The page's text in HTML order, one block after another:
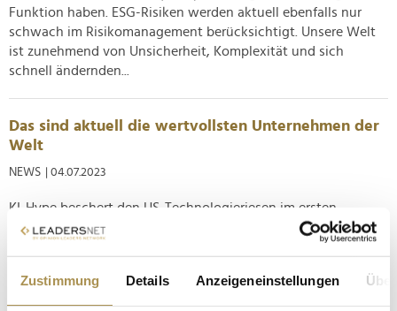
Zustimmung Details Anzeigeneinstellungen
Funktion haben. ESG-Risiken werden aktuell ebenfalls nur
schwach im Risikomanagement berücksichtigt. Unsere Welt
ist zunehmend von Unsicherheit, Komplexität und sich
schnell ändernden...
Das sind aktuell die wertvollsten Unternehmen der
Welt
NEWS | 04.07.2023
KI-Hype beschert den US-Technologieriesen im ersten
Halbjahr 2023 einen beeindruckenden Wertzuwachs.
Österreichische Unternehmen schaffen es nicht unter die Top
Börsenwerten der 100 größten Unternehmen der Welt
veröffentlicht. Laut der Auswertung...